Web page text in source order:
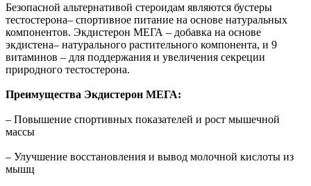
Безопасной альтернативой стероидам являются бустеры
тестостерона– спортивное питание на основе натуральных
компонентов. Экдистерон МЕГА – добавка на основе
экдистена– натурального растительного компонента, и 9
витаминов – для поддержания и увеличения секреции
природного тестостерона.
Преимущества Экдистерон МЕГА:
– Повышение спортивных показателей и рост мышечной
массы
– Улучшение восстановления и вывод молочной кислоты из
мышц